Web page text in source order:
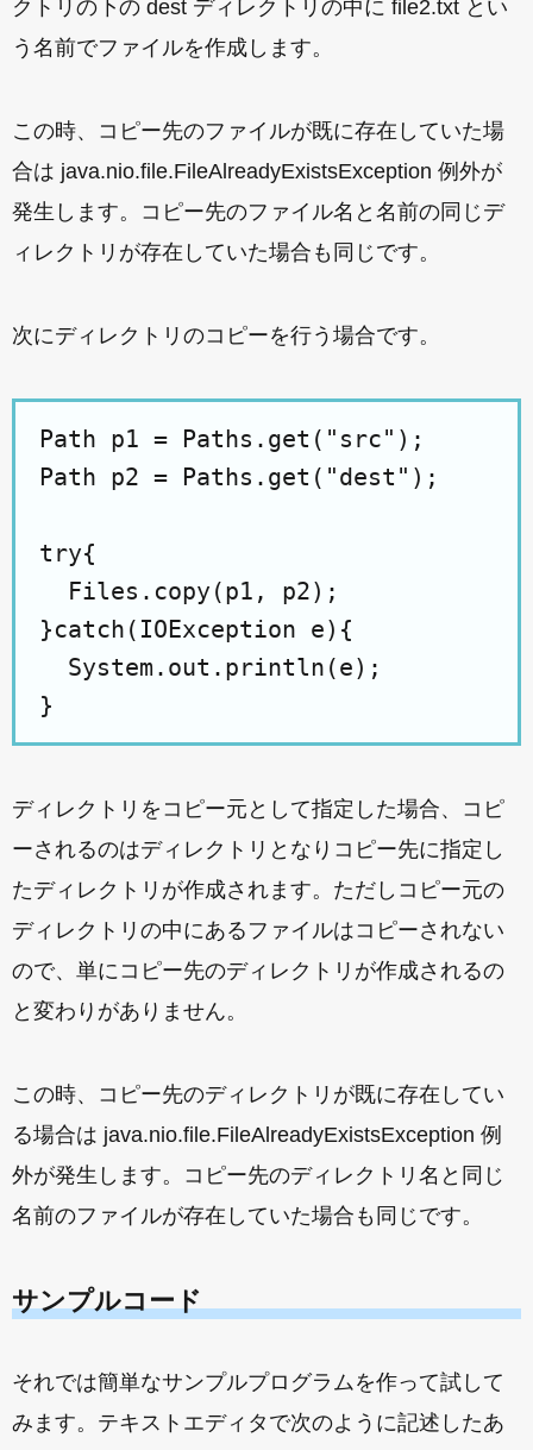
クトリの下の dest ディレクトリの中に file2.txt とい
う名前でファイルを作成します。
この時、コピー先のファイルが既に存在していた場
合は java.nio.file.FileAlreadyExistsException 例外が
発生します。コピー先のファイル名と名前の同じデ
ィレクトリが存在していた場合も同じです。
次にディレクトリのコピーを行う場合です。
Path p1 = Paths.get("src");
Path p2 = Paths.get("dest");
try{
  Files.copy(p1, p2);
}catch(IOException e){
  System.out.println(e);
ディレクトリをコピー元として指定した場合、コピ
ーされるのはディレクトリとなりコピー先に指定し
たディレクトリが作成されます。ただしコピー元の
ディレクトリの中にあるファイルはコピーされない
ので、単にコピー先のディレクトリが作成されるの
と変わりがありません。
この時、コピー先のディレクトリが既に存在してい
る場合は java.nio.file.FileAlreadyExistsException 例
外が発生します。コピー先のディレクトリ名と同じ
名前のファイルが存在していた場合も同じです。
サンプルコード
それでは簡単なサンプルプログラムを作って試して
みます。テキストエディタで次のように記述したあ